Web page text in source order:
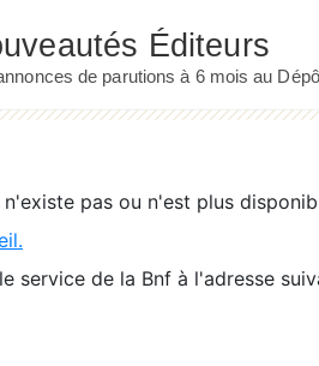
pas ou n'est plus
service de la Bnf à l'adresse